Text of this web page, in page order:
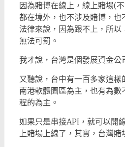
因為賭博在線上，線上賭場(
都在境外，也不涉及賭博，也
法律來說，因為跟不上，所以
無法可罰。
我才說，台灣是個發展資金公
又聽說，台中有一百多家這
南港軟體園區為主，也有為
程的為主。
如果只是串接API，就可以開
上賭場上線了，其實，台灣賭